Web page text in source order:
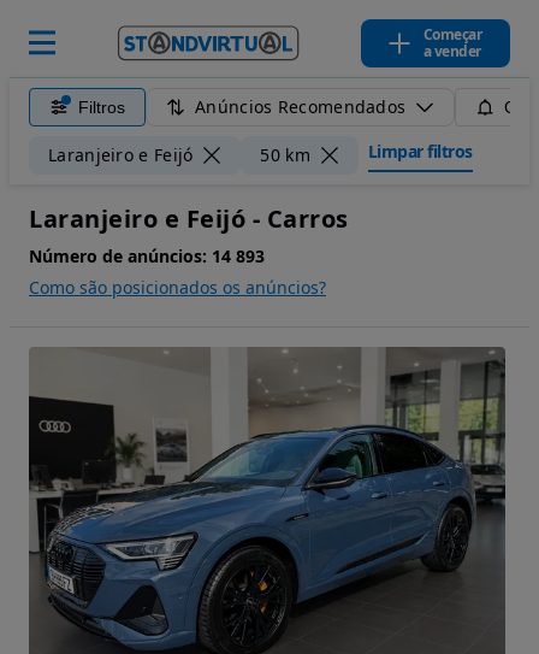
Começar
a vender
Filtros Anúncios Recomendados
Laranjeiro e Feijó 50 km Limpar filtros
Laranjeiro e Feijó - Carros
Número de anúncios: 14 893
Como são posicionados os anúncios?